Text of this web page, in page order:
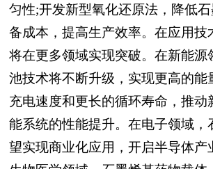
匀性;开发新型氧化还原法，降低石
备成本，提高生产效率。在应用技
将在更多领域实现突破。在新能源
池技术将不断升级，实现更高的能
充电速度和更长的循环寿命，推动
能系统的性能提升。在电子领域，
望实现商业化应用，开启半导体产